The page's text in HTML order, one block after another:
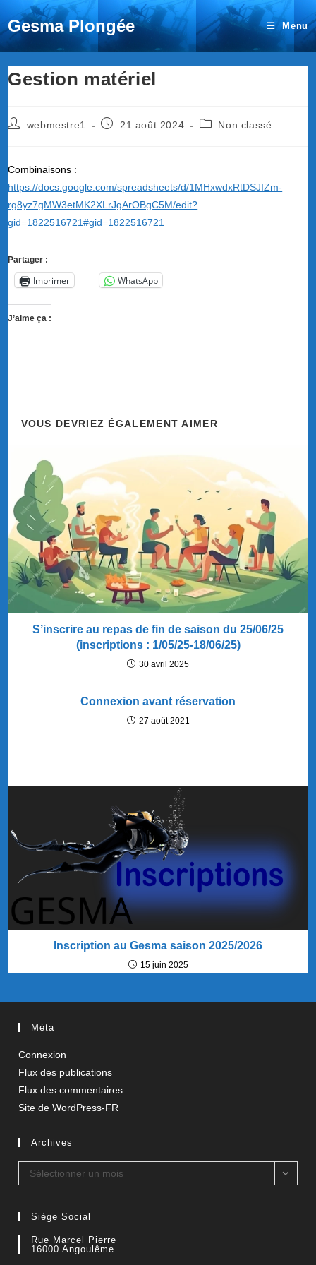
Gesma Plongée Menu
Gestion matériel
Auteur/autrice
webmestre1
Publication
21 août 2024
PostNon classé
Combinaisons :
https://docs.google.com/spreadsheets/d/1MHxwdxRtDSJIZm-
rg8yz7gMW3etMK2XLrJgArOBgC5M/edit?
gid=1822516721#gid=1822516721
Partager :
Imprimer WhatsApp
J’aime ça :
VOUS DEVRIEZ ÉGALEMENT AIMER
S’inscrire au repas de fin de saison du 25/06/25
(inscriptions : 1/05/25-18/06/25)
30 avril 2025
Connexion avant réservation
27 août 2021
Inscription au Gesma saison 2025/2026
15 juin 2025
Méta
Connexion
Flux des publications
Flux des commentaires
Site de WordPress-FR
Archives
Archives
Sélectionner un mois
Siège Social
Rue Marcel Pierre
16000 Angoulême